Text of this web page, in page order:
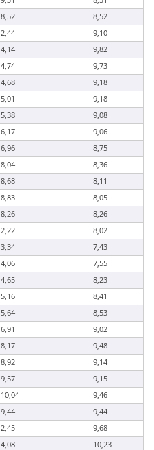
8,52
8,52
2,44
9,10
4,14
9,82
4,74
9,73
4,68
9,18
5,01
9,18
5,38
9,08
6,17
9,06
6,96
8,75
8,04
8,36
8,68
8,11
8,83
8,05
8,26
8,26
2,22
8,02
3,34
7,43
4,06
7,55
4,65
8,23
5,16
8,41
5,64
8,53
6,91
9,02
8,17
9,48
8,92
9,14
9,57
9,15
10,04
9,46
9,44
9,44
2,45
9,68
4,08
10,23